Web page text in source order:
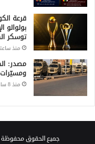
قرعة
توسكر
منذ
مصدر:
منذ 8 ساعات
جميع الحقوق محفوظة